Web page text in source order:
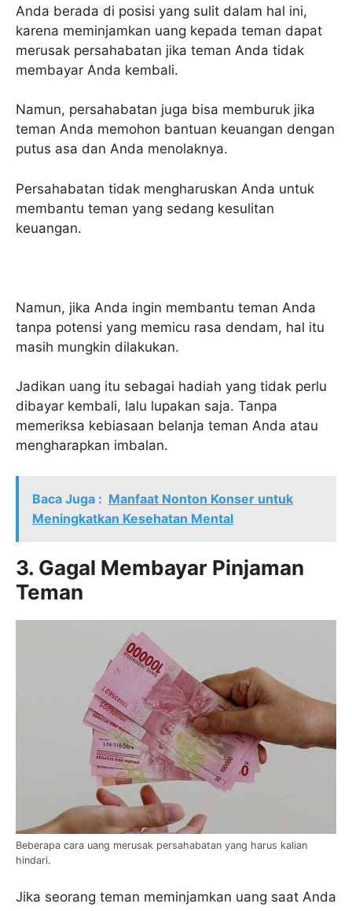
Anda berada di posisi yang sulit dalam hal ini,
karena meminjamkan uang kepada teman dapat
merusak persahabatan jika teman Anda tidak
membayar Anda kembali.
Namun, persahabatan juga bisa memburuk jika
teman Anda memohon bantuan keuangan dengan
putus asa dan Anda menolaknya.
Persahabatan tidak mengharuskan Anda untuk
membantu teman yang sedang kesulitan
keuangan.
Namun, jika Anda ingin membantu teman Anda
tanpa potensi yang memicu rasa dendam, hal itu
masih mungkin dilakukan.
Jadikan uang itu sebagai hadiah yang tidak perlu
dibayar kembali, lalu lupakan saja. Tanpa
memeriksa kebiasaan belanja teman Anda atau
mengharapkan imbalan.
Baca Juga : Manfaat Nonton Konser untuk
Meningkatkan Kesehatan Mental
3. Gagal Membayar Pinjaman
Teman
Beberapa cara uang merusak persahabatan yang harus kalian
hindari.
Jika seorang teman meminjamkan uang saat Anda